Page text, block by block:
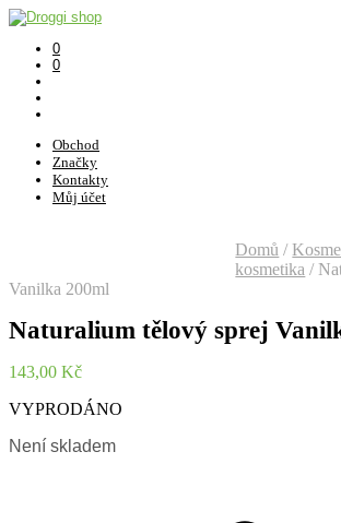
0
0
Obchod
Značky
Kontakty
Můj účet
Domů /
kosmetika /
Vanilka 200ml
Naturalium tělový sprej
143,00 Kč
VYPRODÁNO
Není skladem